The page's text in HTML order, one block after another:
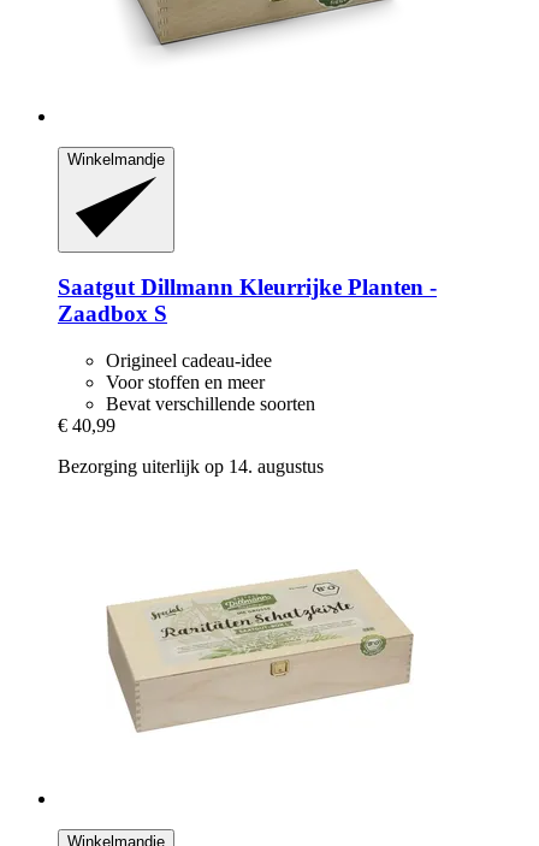
Winkelmandje
Saatgut Dillmann Kleurrijke Planten -​
Zaadbox S
Origineel cadeau-idee
Voor stoffen en meer
Bevat verschillende soorten
€ 40,99
Bezorging uiterlijk op 14. augustus
Winkelmandje